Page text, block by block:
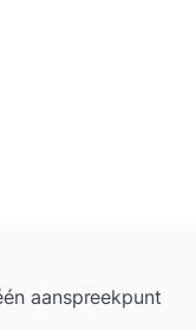
aanspreekpunt